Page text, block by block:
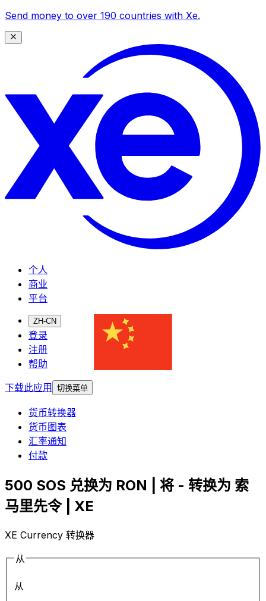
Send money to over 190 countries with Xe.
个人
商业
平台
ZH-CN
登录
注册
帮助
下载此应用
切换菜单
货币转换器
货币图表
汇率通知
付款
500 SOS 兑换为 RON | 将 - 转换为 索
马里先令 | XE
XE Currency 转换器
从
从